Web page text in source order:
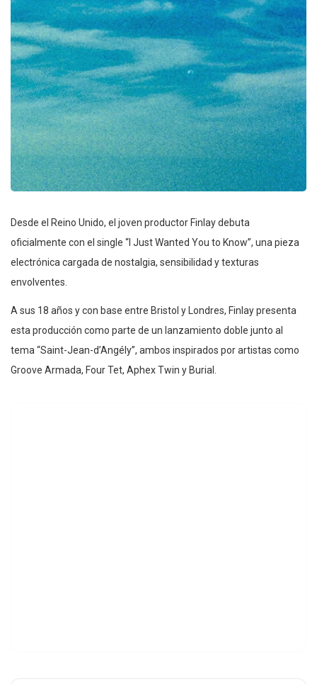
Desde el Reino Unido, el joven productor Finlay debuta
oficialmente con el single “I Just Wanted You to Know”, una pieza
electrónica cargada de nostalgia, sensibilidad y texturas
envolventes.
A sus 18 años y con base entre Bristol y Londres, Finlay presenta
esta producción como parte de un lanzamiento doble junto al
tema “Saint-Jean-d’Angély”, ambos inspirados por artistas como
Groove Armada, Four Tet, Aphex Twin y Burial.